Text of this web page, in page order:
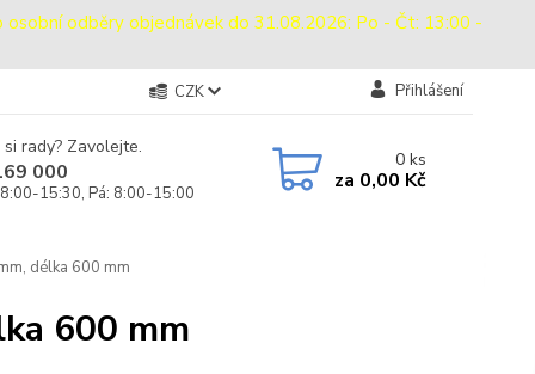
osobní odběry objednávek do 31.08.2026: Po - Čt: 13:00 -
CZK Přihlášení
rady? Zavolejte.
000
15:30, Pá: 8:00-15:00
0ks
za 0,00 Kč
délka 600 mm
600 mm